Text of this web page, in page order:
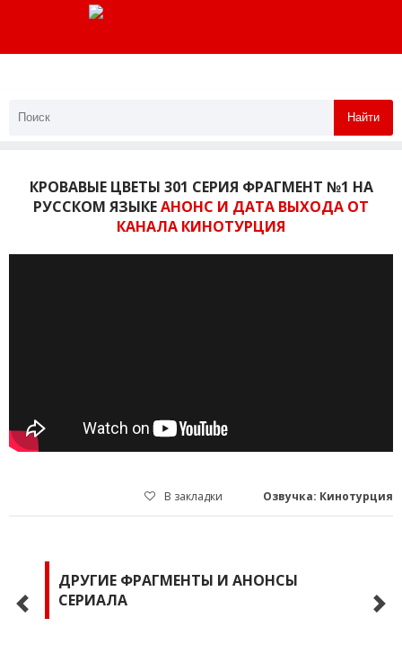
Найти
КРОВАВЫЕ ЦВЕТЫ 301 СЕРИЯ ФРАГМЕНТ №1 НА
РУССКОМ ЯЗЫКЕАНОНС И ДАТА ВЫХОДА ОТ
КАНАЛА КИНОТУРЦИЯ
В закладки Озвучка: Кинотурция
ДРУГИЕ ФРАГМЕНТЫ И АНОНСЫ
СЕРИАЛА